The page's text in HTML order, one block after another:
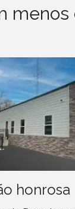
menos
honrosa